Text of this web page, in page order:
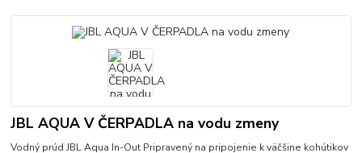
JBL AQUA V ČERPADLA na vodu zmeny
Vodný prúd JBL Aqua In-Out Pripravený na pripojenie k väčšine kohútikov